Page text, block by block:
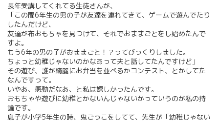
長年受講してくれてる生徒さんが、
「この間6年生の男の子が友達を連れてきて、ゲームで遊んでたり
したんだけど、
友達が布おもちゃを見つけて、それでおままごとをし始めたんで
すよ。
もう6年の男の子がおままごと！？ってびっくりしました。
ちょっと幼稚じゃないのかなあって夫と話してたんですけど」
その遊び、誰が綺麗にお弁当を並べるかコンテスト、とかしてた
なんですって。
いやあ、感動だなあ、と私は嬉しかったんです。
おもちゃや遊びに幼稚とかないんじゃないかっていうのが私の持
論です。
息子が小学5年生の時、鬼ごっこをしてて、先生が「幼稚じゃない